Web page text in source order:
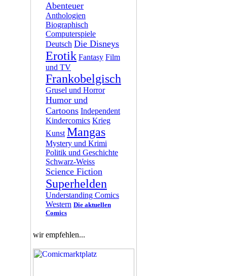
Abenteuer
Anthologien
Biographisch
Computerspiele
Deutsch Die Disneys
Erotik Fantasy Film
und TV
Frankobelgisch
Grusel und Horror
Humor und
Cartoons Independent
Kindercomics Krieg
Kunst Mangas
Mystery und Krimi
Politik und Geschichte
Schwarz-Weiss
Science Fiction
Superhelden
Understanding Comics
Western Die aktuellen
Comics
wir empfehlen...